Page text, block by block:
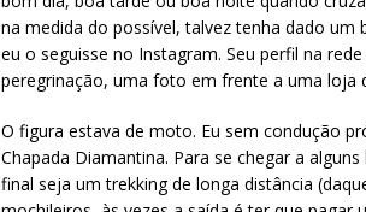
na medida do possível, talvez tenha dado um
eu o seguisse no Instagram. Seu perfil na
peregrinação, uma foto em frente a uma loja
O figura estava de moto. Eu sem condução
Chapada Diamantina. Para se chegar a
final seja um trekking de longa distância